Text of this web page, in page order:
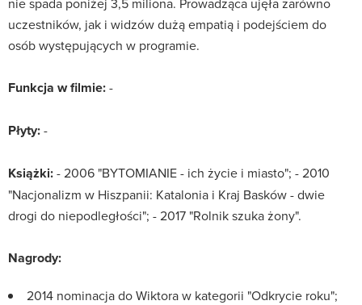
uczestników, jak i widzów dużą empatią i podejściem do
osób występujących w programie.
Funkcja w filmie:-
Płyty:-
Książki:- 2006 "BYTOMIANIE - ich życie i miasto"; - 2010
"Nacjonalizm w Hiszpanii: Katalonia i Kraj Basków - dwie
drogi do niepodległości"; - 2017 "Rolnik szuka żony".
Nagrody:
2014 nominacja do Wiktora w kategorii "Odkrycie roku";